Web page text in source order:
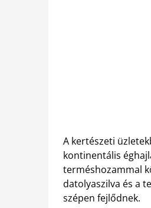
A kertészeti
kontinentális
terméshozammal
datolyaszilva és a
szépen fejlődnek.